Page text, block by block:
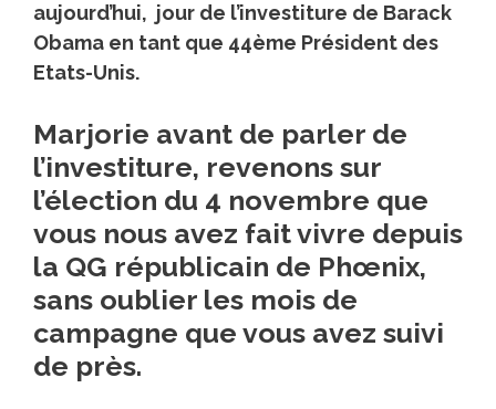
aujourd’hui, jour de l’investiture de Barack
Obama en tant que 44ème Président des
Etats-Unis.
Marjorie avant de parler de
l’investiture, revenons sur
l’élection du 4 novembre que
vous nous avez fait vivre depuis
la QG républicain de Phœnix,
sans oublier les mois de
campagne que vous avez suivi
de près.